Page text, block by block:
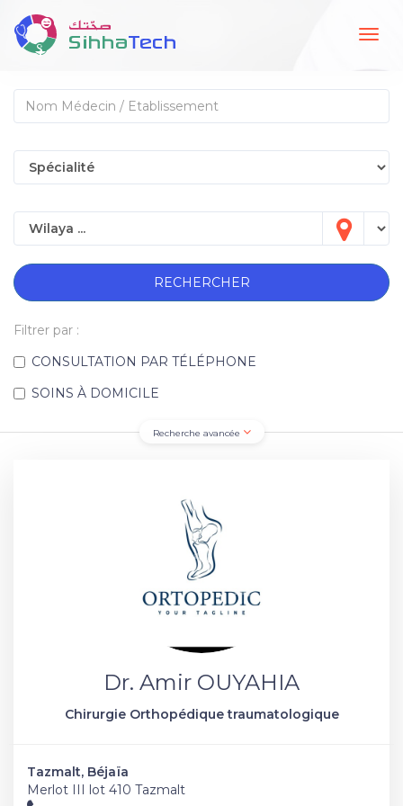
RECHERCHER
Filtrer par :
CONSULTATION PAR TÉLÉPHONE
SOINS À DOMICILE
Recherche avancée
Dr. Amir OUYAHIA
Chirurgie Orthopédique traumatologique
Tazmalt, Béjaïa
Merlot III lot 410 Tazmalt